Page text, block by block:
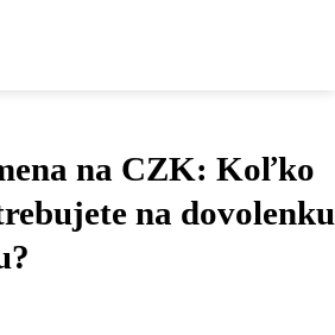
na CZK: Koľko
na dovolenku